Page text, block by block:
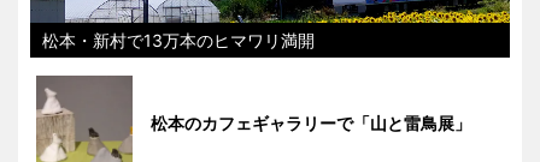
松本・新村で13万本のヒマワリ満開
松本のカフェギャラリーで「山と雷鳥展」